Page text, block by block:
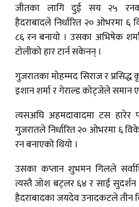
जीतका लागि दुई सय २५
हैदराबादले निर्धारित २० ओभरमा
८६ रन बनायो । उसका अभिषेक
टोलीको हार टार्न सकेनन् ।
गुजरातका मोहम्मद सिराज र
इशान शर्मा र गेराल्ड कोट्जेले समान
त्यसअघि अहमदावादमा टस हारेर
गुजरातले निर्धारित २० ओभरमा ६
रन बनाएको थियो ।
उसका कप्तान शुभमन गिलले
त्यस्तै जोश बट्लर ६४ र साई
हैदराबादका जयदेव उनादकटले तीन